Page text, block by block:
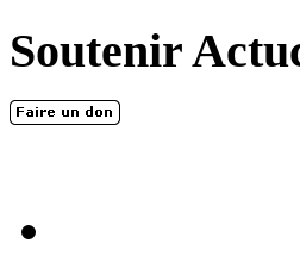
Soutenir